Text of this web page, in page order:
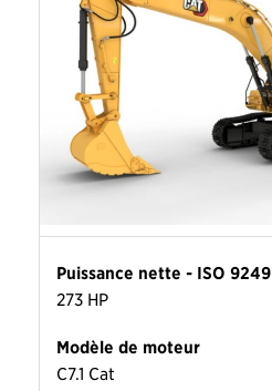
Puissance nette - ISO 9249
273 HP
Modèle de moteur
C7.1 Cat